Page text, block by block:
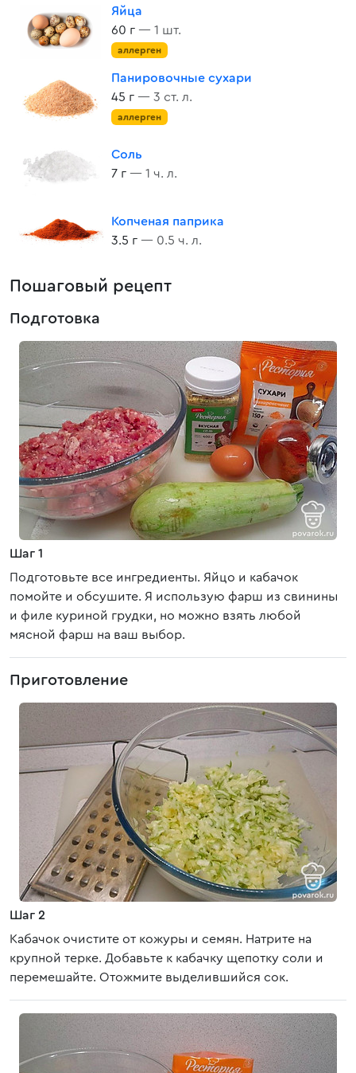
Яйца
60 г — 1 шт.
аллерген
Панировочные сухари
45 г — 3 ст. л.
аллерген
Соль
7 г — 1 ч. л.
Копченая паприка
3.5 г — 0.5 ч. л.
Пошаговый рецепт
Подготовка
Шаг 1
Подготовьте все ингредиенты. Яйцо и кабачок
помойте и обсушите. Я использую фарш из свинины
и филе куриной грудки, но можно взять любой
мясной фарш на ваш выбор.
Приготовление
Шаг 2
Кабачок очистите от кожуры и семян. Натрите на
крупной терке. Добавьте к кабачку щепотку соли и
перемешайте. Отожмите выделившийся сок.